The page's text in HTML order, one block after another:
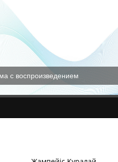
с воспроизведением